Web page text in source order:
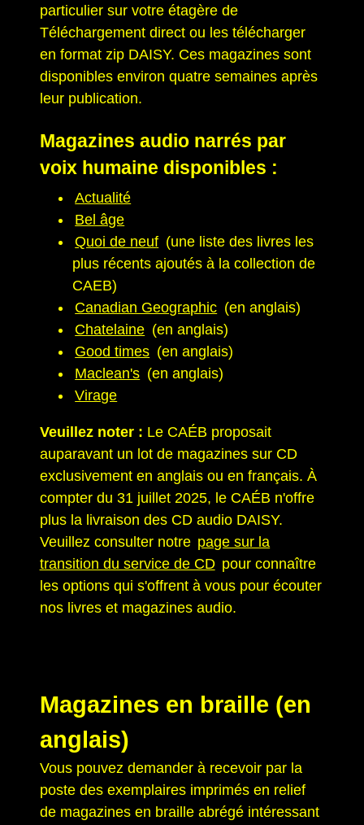
particulier sur votre étagère de
Téléchargement direct ou les télécharger
en format zip DAISY. Ces magazines sont
disponibles environ quatre semaines après
leur publication.
Magazines audio narrés par
voix humaine disponibles :
Actualité
Bel âge
Quoi de neuf (une liste des livres les
plus récents ajoutés à la collection de
CAEB)
Canadian Geographic (en anglais)
Chatelaine (en anglais)
Good times (en anglais)
Maclean's (en anglais)
Virage
Veuillez noter : Le CAÉB proposait
auparavant un lot de magazines sur CD
exclusivement en anglais ou en français. À
compter du 31 juillet 2025, le CAÉB n'offre
plus la livraison des CD audio DAISY.
Veuillez consulter notre page sur la
transition du service de CD pour connaître
les options qui s'offrent à vous pour écouter
nos livres et magazines audio.
Magazines en braille (en
anglais)
Vous pouvez demander à recevoir par la
poste des exemplaires imprimés en relief
de magazines en braille abrégé intéressant